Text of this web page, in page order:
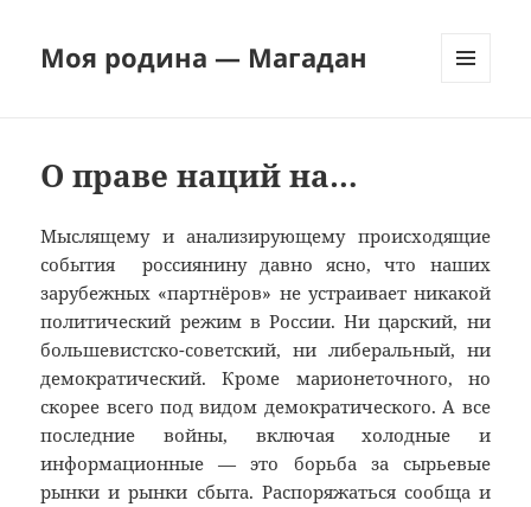
Моя родина — Магадан
О праве наций на…
Мыслящему и анализирующему происходящие
события россиянину давно ясно, что наших
зарубежных «партнёров» не устраивает никакой
политический режим в России. Ни царский, ни
большевистско-советский, ни либеральный, ни
демократический. Кроме марионеточного, но
скорее всего под видом демократического. А все
последние войны, включая холодные и
информационные — это борьба за сырьевые
рынки и рынки сбыта. Распоряжаться сообща и